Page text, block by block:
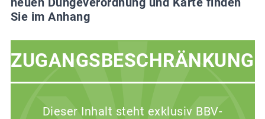
Sie im Anhang
ZUGANGSBESCHRÄNKUNG
Dieser Inhalt steht exklusiv BBV-